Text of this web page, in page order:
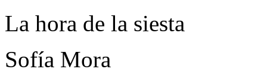
La hora de la siesta
Sofía Mora